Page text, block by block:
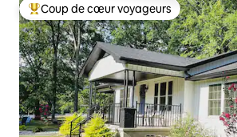
Coups de cœur voyageurs les plus
Coup de cœur voyageurs